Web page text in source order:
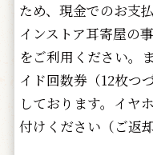
ため、現金でのお支
インストア耳寄屋の
をご利用ください。
イド回数券（12枚つ
しております。イヤ
付けください（ご返